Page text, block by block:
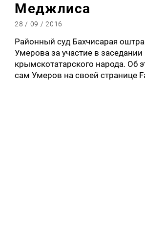
Меджлиса
28 / 09 / 2016
Районный суд Бахчисарая
Умерова за участие в
крымскотатарского народа. Об
сам Умеров на своей странице